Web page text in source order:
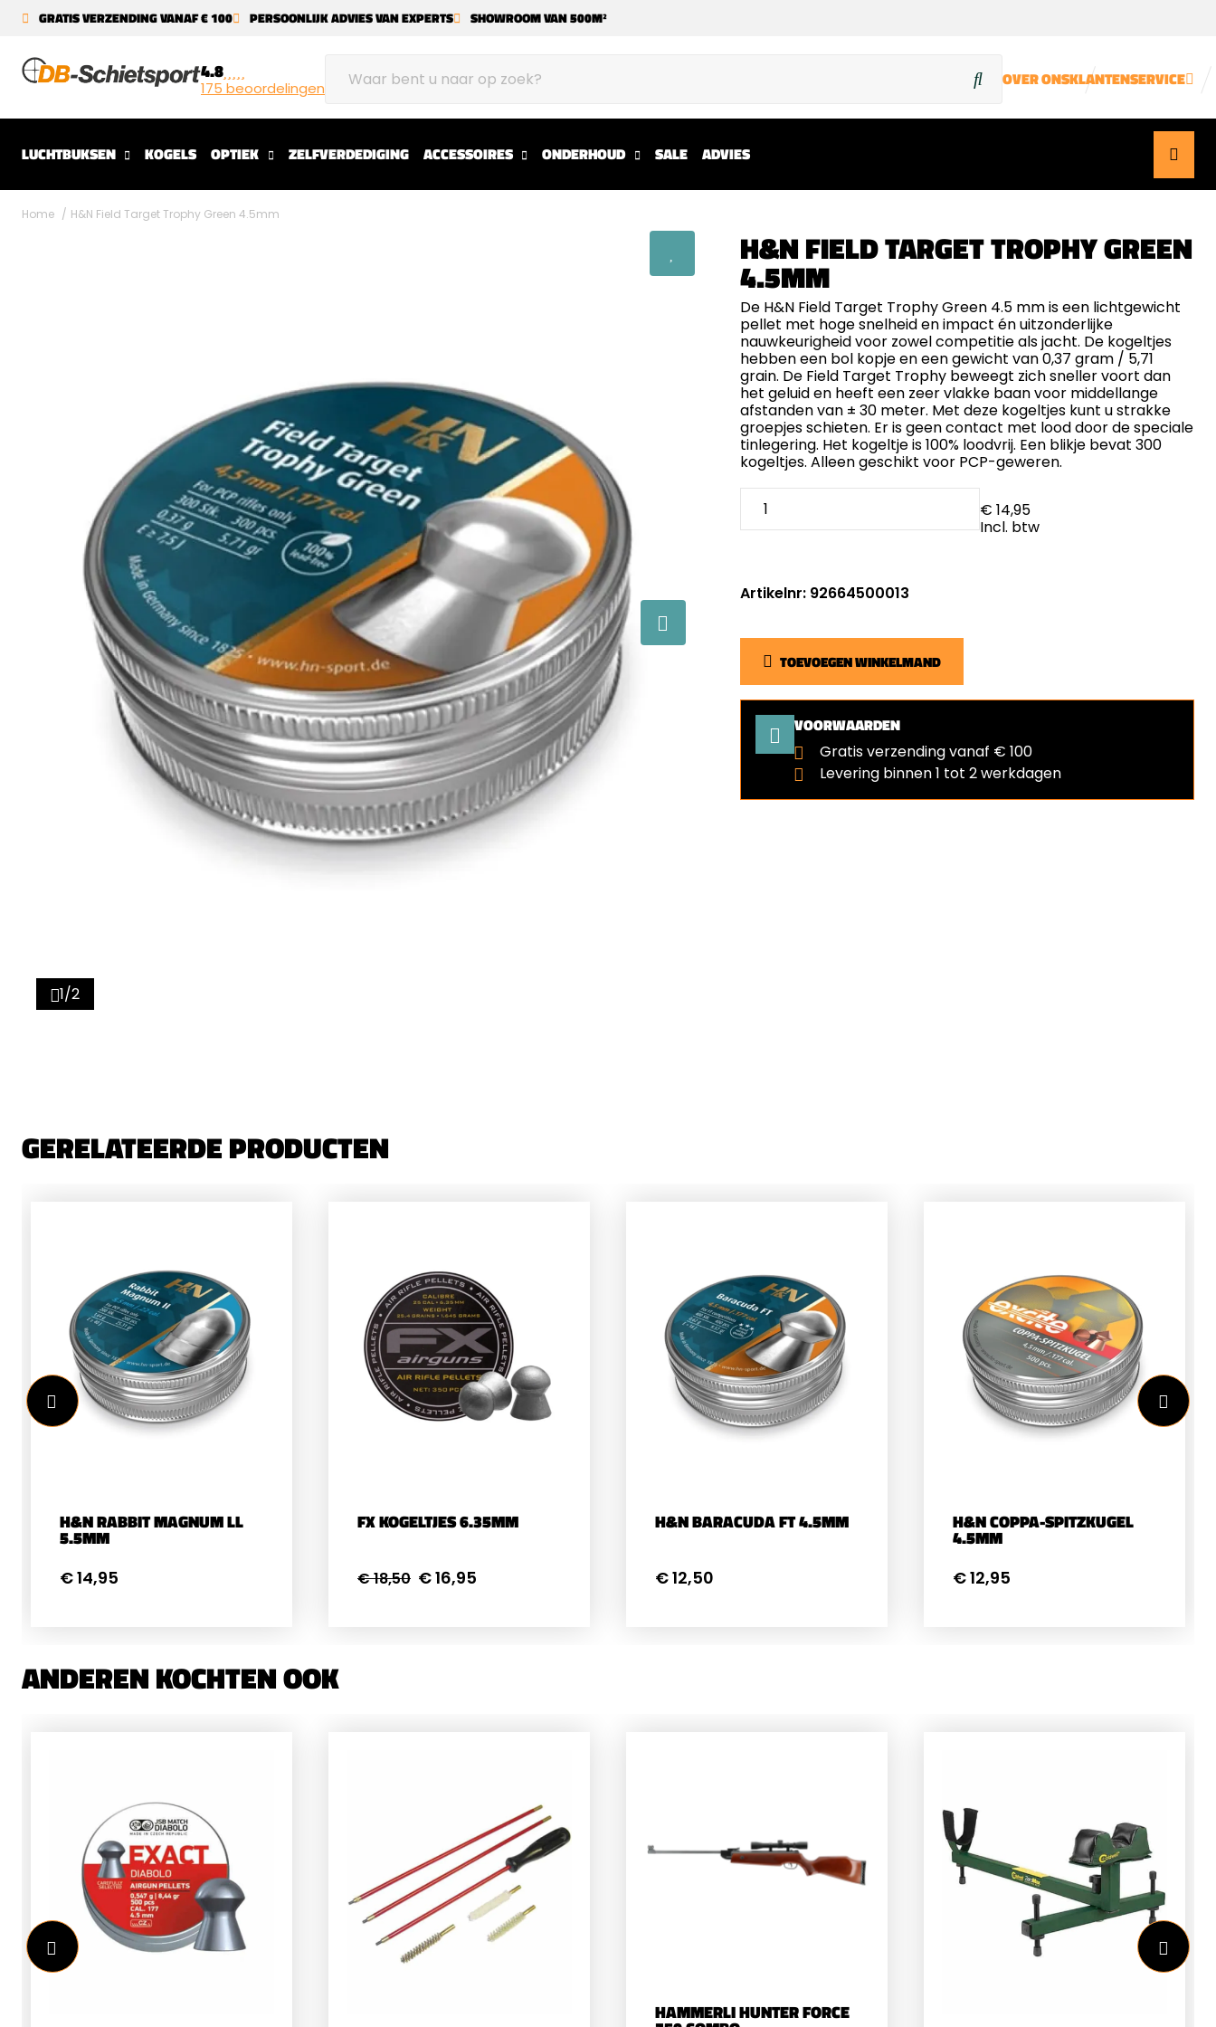
GRATIS VERZENDING VANAF € 100 PERSOONLIJK ADVIES VAN EXPERTS SHOWROOM VAN 500M²
4.8
175 beoordelingen OVER ONSKLANTENSERVICE
LUCHTBUKSEN KOGELS OPTIEK ZELFVERDEDIGING ACCESSOIRES ONDERHOUD SALE ADVIES
Home H&N Field Target Trophy Green 4.5mm
1/2
H&N FIELD TARGET TROPHY GREEN
4.5MM
De H&N Field Target Trophy Green 4.5 mm is een lichtgewicht
pellet met hoge snelheid en impact én uitzonderlijke
nauwkeurigheid voor zowel competitie als jacht. De kogeltjes
hebben een bol kopje en een gewicht van 0,37 gram / 5,71
grain. De Field Target Trophy beweegt zich sneller voort dan
het geluid en heeft een zeer vlakke baan voor middellange
afstanden van ± 30 meter. Met deze kogeltjes kunt u strakke
groepjes schieten. Er is geen contact met lood door de speciale
tinlegering. Het kogeltje is 100% loodvrij. Een blikje bevat 300
kogeltjes. Alleen geschikt voor PCP-geweren.
€ 14,95
Incl. btw
Artikelnr: 92664500013
TOEVOEGEN WINKELMAND
VOORWAARDEN
Gratis verzending vanaf € 100
Levering binnen 1 tot 2 werkdagen
GERELATEERDE PRODUCTEN
H&N RABBIT MAGNUM LL
5.5MM
€ 14,95
FX KOGELTJES 6.35MM
€ 18,50 € 16,95
H&N BARACUDA FT 4.5MM
€ 12,50
H&N COPPA-SPITZKUGEL
4.5MM
€ 12,95
ANDEREN KOCHTEN OOK
HAMMERLI HUNTER FORCE